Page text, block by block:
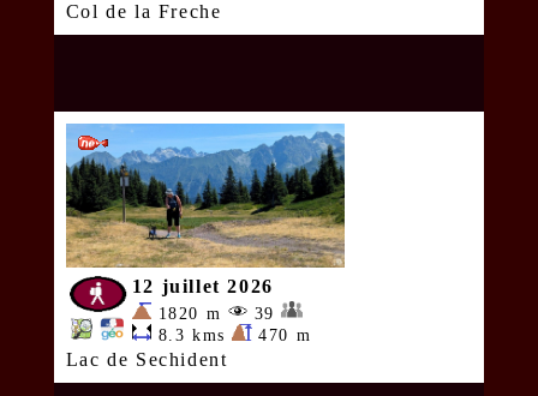
Col de la Freche
12 juillet 2026
1820 m
39
8.3 kms
470 m
Lac de Sechident